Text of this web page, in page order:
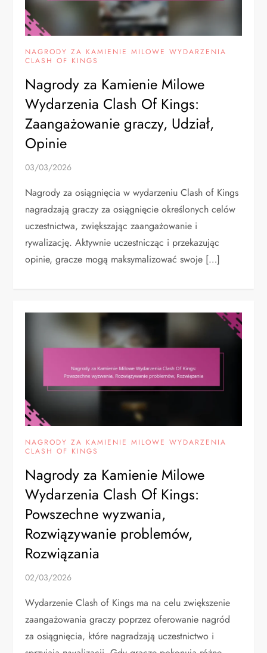
NAGRODY ZA KAMIENIE MILOWE WYDARZENIA
CLASH OF KINGS
Nagrody za Kamienie Milowe
Wydarzenia Clash Of Kings:
Zaangażowanie graczy, Udział,
Opinie
03/03/2026
Nagrody za osiągnięcia w wydarzeniu Clash of Kings
nagradzają graczy za osiągnięcie określonych celów
uczestnictwa, zwiększając zaangażowanie i
rywalizację. Aktywnie uczestnicząc i przekazując
opinie, gracze mogą maksymalizować swoje […]
NAGRODY ZA KAMIENIE MILOWE WYDARZENIA
CLASH OF KINGS
Nagrody za Kamienie Milowe
Wydarzenia Clash Of Kings:
Powszechne wyzwania,
Rozwiązywanie problemów,
Rozwiązania
02/03/2026
Wydarzenie Clash of Kings ma na celu zwiększenie
zaangażowania graczy poprzez oferowanie nagród
za osiągnięcia, które nagradzają uczestnictwo i